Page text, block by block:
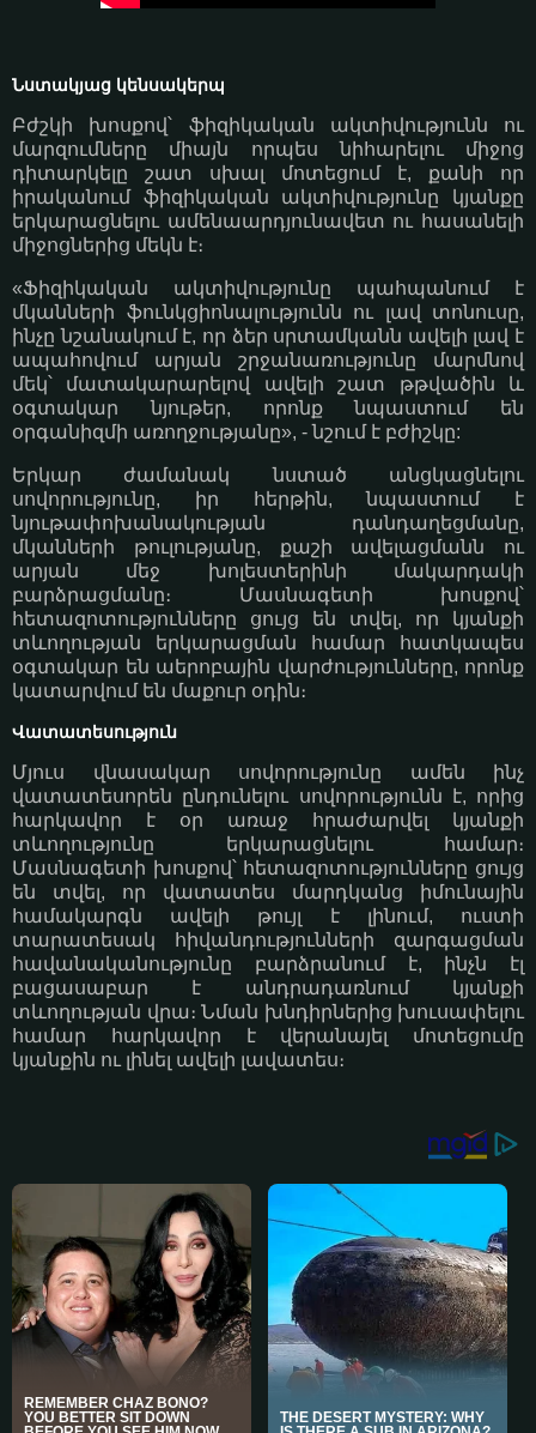
Նստակյաց կենսակերպ
Բժշկի խոսքով՝ ֆիզիկական ակտիվությունն ու
մարզումները միայն որպես նիհարելու միջոց
դիտարկելը շատ սխալ մոտեցում է, քանի որ
իրականում ֆիզիկական ակտիվությունը կյանքը
երկարացնելու ամենաարդյունավետ ու հասանելի
միջոցներից մեկն է։
«Ֆիզիկական ակտիվությունը պահպանում է
մկանների ֆունկցիոնալությունն ու լավ տոնուսը,
ինչը նշանակում է, որ ձեր սրտամկանն ավելի լավ է
ապահովում արյան շրջանառությունը մարմնով
մեկ՝ մատակարարելով ավելի շատ թթվածին և
օգտակար նյութեր, որոնք նպաստում են
օրգանիզմի առողջությանը», - նշում է բժիշկը:
Երկար ժամանակ նստած անցկացնելու
սովորությունը, իր հերթին, նպաստում է
նյութափոխանակության դանդաղեցմանը,
մկանների թուլությանը, քաշի ավելացմանն ու
արյան մեջ խոլեստերինի մակարդակի
բարձրացմանը։ Մասնագետի խոսքով՝
հետազոտությունները ցույց են տվել, որ կյանքի
տևողության երկարացման համար հատկապես
օգտակար են աերոբային վարժությունները, որոնք
կատարվում են մաքուր օդին։
Վատատեսություն
Մյուս վնասակար սովորությունը ամեն ինչ
վատատեսորեն ընդունելու սովորությունն է, որից
հարկավոր է օր առաջ հրաժարվել կյանքի
տևողությունը երկարացնելու համար։
Մասնագետի խոսքով՝ հետազոտությունները ցույց
են տվել, որ վատատես մարդկանց իմունային
համակարգն ավելի թույլ է լինում, ուստի
տարատեսակ հիվանդությունների զարգացման
հավանականությունը բարձրանում է, ինչն էլ
բացասաբար է անդրադառնում կյանքի
տևողության վրա։ Նման խնդիրներից խուսափելու
համար հարկավոր է վերանայել մոտեցումը
կյանքին ու լինել ավելի լավատես։